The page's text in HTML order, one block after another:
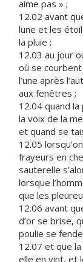
aime pas » ;
12.02 avant
lune et les
la pluie ;
12.03 au jour
où se
l’une après
aux fenêtres ;
12.04 quand
la voix de la
et quand se
12.05
frayeurs en
sauterelle
lorsque
que les
12.06 avant
d’or se brise,
poulie se
12.07 et que
elle en vint, et